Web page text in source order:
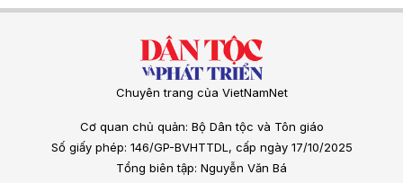
Chuyên trang của VietNamNet
Cơ quan chủ quản: Bộ Dân tộc và Tôn giáo
Số giấy phép: 146/GP-BVHTTDL, cấp ngày 17/10/2025
Tổng biên tập: Nguyễn Văn Bá